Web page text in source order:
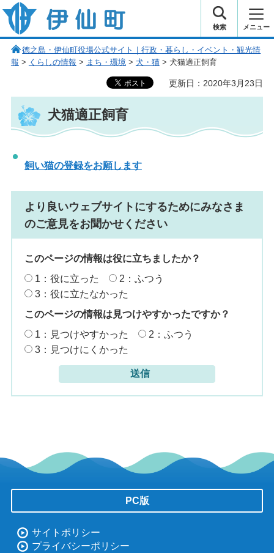
伊仙町 健康・長寿と子宝の町
検索 メニュー
徳之島・伊仙町役場公式サイト｜行政・暮らし・イベント・観光情
報 > くらしの情報 > まち・環境> 犬・猫> 犬猫適正飼育
更新日：2020年3月23日
犬猫適正飼育
飼い猫の登録をお願します
より良いウェブサイトにするためにみなさま
のご意見をお聞かせください
このページの情報は役に立ちましたか？
1：役に立った
2：ふつう
3：役に立たなかった
このページの情報は見つけやすかったですか？
1：見つけやすかった
2：ふつう
3：見つけにくかった
PC版
サイトポリシー
プライバシーポリシー